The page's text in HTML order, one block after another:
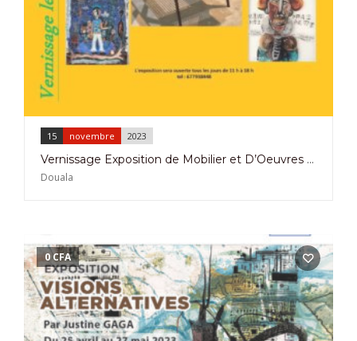
15 novembre 2023
Vernissage Exposition de Mobilier et D’Oeuvres d’Art aux Carrés des Artiste à Douala le 15 Novembre 2023
Douala
0 CFA